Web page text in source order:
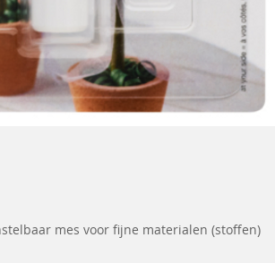
mes voor fijne materialen (stoffen)